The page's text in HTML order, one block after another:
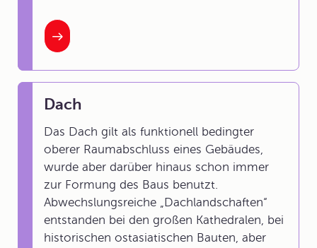
Dach
Das Dach gilt als funktionell bedingter
oberer Raumabschluss eines Gebäudes,
wurde aber darüber hinaus schon immer
zur Formung des Baus benutzt.
Abwechslungsreiche „Dachlandschaften“
entstanden bei den großen Kathedralen, bei
historischen ostasiatischen Bauten, aber